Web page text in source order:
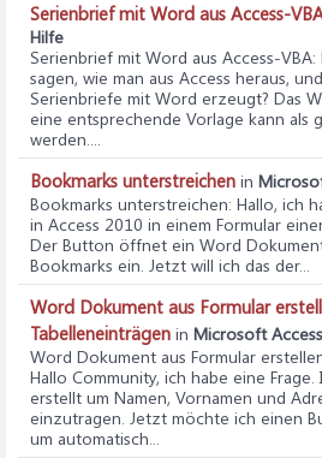
Serienbrief mit Word aus Access-
Hilfe
Serienbrief mit Word aus Access-VBA:
sagen, wie man aus Access heraus,
Serienbriefe mit Word erzeugt? Das
eine entsprechende Vorlage kann als
werden....
Bookmarks unterstreichen in
Bookmarks unterstreichen: Hallo, ich
in Access 2010 in einem Formular
Der Button öffnet ein Word
Bookmarks ein. Jetzt will ich das der...
Word Dokument aus Formular
Tabelleneinträgen in Microsoft
Word Dokument aus Formular
Hallo Community, ich habe eine
erstellt um Namen, Vornamen und
einzutragen. Jetzt möchte ich einen
um automatisch...